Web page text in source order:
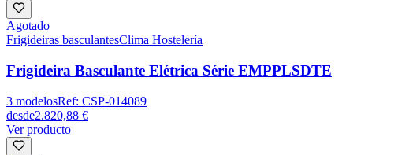
Agotado
Frigideiras basculantesClima Hostelería
Frigideira Basculante Elétrica Série EMPPLSDTE
3 modelosRef: CSP-014089
desde2.820,88 €
Ver producto